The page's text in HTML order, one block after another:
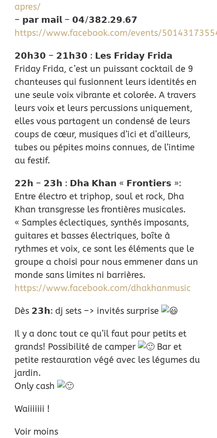
apres/
– 𝗽𝗮𝗿 𝗺𝗮𝗶𝗹 – 𝟬𝟰/𝟯𝟴𝟮.𝟮𝟵.𝟲𝟳
https://www.facebook.com/events/
𝟮𝟬𝗵𝟯𝟬 – 𝟮𝟭𝗵𝟯𝟬 : 𝗟𝗲𝘀 𝗙𝗿𝗶𝗱𝗮𝘆 𝗙𝗿𝗶𝗱𝗮
Friday Frida, c’est un puissant cocktail de 9
chanteuses qui fusionnent leurs identités en
une seule voix vibrante et colorée. A travers
leurs voix et leurs percussions uniquement,
elles vous partagent un condensé de leurs
coups de cœur, musiques d’ici et d’ailleurs,
tubes ou pépites moins connues, de l’intime
au festif.
𝟮𝟮𝗵 – 𝟮𝟯𝗵 : 𝗗𝗵𝗮 𝗞𝗵𝗮𝗻 « 𝗙𝗿𝗼𝗻𝘁𝗶𝗲𝗿𝘀 »:
Entre électro et triphop, soul et rock, Dha
Khan transgresse les frontières musicales.
« Samples éclectiques, synthés imposants,
guitares et basses électriques, boîte à
rythmes et voix, ce sont les éléments que le
groupe a choisi pour nous emmener dans un
monde sans limites ni barrières.
https://www.facebook.com/dhakhanmusic
Dès 𝟮𝟯𝗵: dj sets –> invités surprise
Il y a donc tout ce qu’il faut pour petits et
grands! Possibilité de camper
Bar et
petite restauration végé avec les légumes du
jardin.
Only cash
Waiiiiiii !
Voir moins